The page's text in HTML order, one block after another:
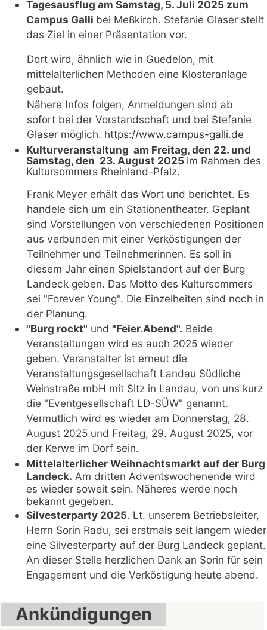
Tagesausflug am Samstag, 5. Juli 2025 zum
Campus Galli bei Meßkirch. Stefanie Glaser stellt
das Ziel in einer Präsentation vor.
Dort wird, ähnlich wie in Guedelon, mit
mittelalterlichen Methoden eine Klosteranlage
gebaut.
Nähere Infos folgen, Anmeldungen sind ab
sofort bei der Vorstandschaft und bei Stefanie
Glaser möglich. https://www.campus-galli.de
Kulturveranstaltung am Freitag, den 22. und
Samstag, den 23. August 2025im Rahmen des
Kultursommers Rheinland-Pfalz.
Frank Meyer erhält das Wort und berichtet. Es
handele sich um ein Stationentheater. Geplant
sind Vorstellungen von verschiedenen Positionen
aus verbunden mit einer Verköstigungen der
Teilnehmer und Teilnehmerinnen. Es soll in
diesem Jahr einen Spielstandort auf der Burg
Landeck geben. Das Motto des Kultursommers
sei "Forever Young". Die Einzelheiten sind noch in
der Planung.
"Burg rockt" und"Feier.Abend". Beide
Veranstaltungen wird es auch 2025 wieder
geben. Veranstalter ist erneut die
Veranstaltungsgesellschaft Landau Südliche
Weinstraße mbH mit Sitz in Landau, von uns kurz
die "Eventgesellschaft LD-SÜW" genannt.
Vermutlich wird es wieder am Donnerstag, 28.
August 2025 und Freitag, 29. August 2025, vor
der Kerwe im Dorf sein.
Mittelalterlicher Weihnachtsmarkt auf der Burg
Landeck. Am dritten Adventswochenende wird
es wieder soweit sein. Näheres werde noch
bekannt gegeben.
Silvesterparty 2025. Lt. unserem Betriebsleiter,
Herrn Sorin Radu, sei erstmals seit langem wieder
eine Silvesterparty auf der Burg Landeck geplant.
An dieser Stelle herzlichen Dank an Sorin für sein
Engagement und die Verköstigung heute abend.
Ankündigungen